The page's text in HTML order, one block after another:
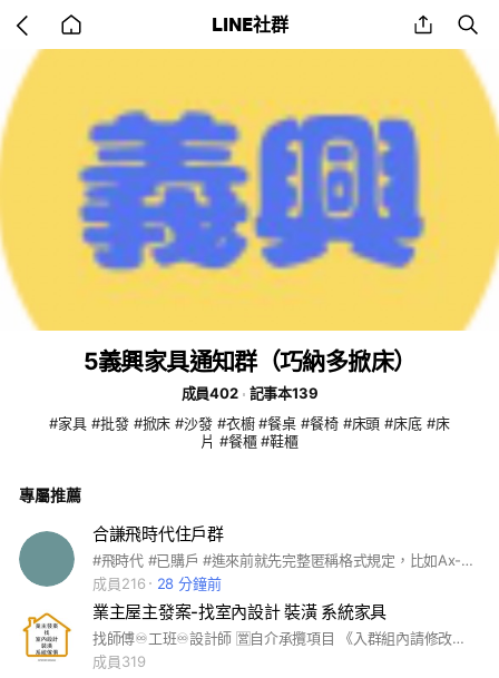
back
to
LINE社群 share
5義興家具通知群（巧納多掀床）
成員402
記事本139
#家具 #批發 #掀床 #沙發 #衣櫥 #餐桌 #餐椅 #床頭 #床底 #床
片 #餐櫃 #鞋櫃
專屬推薦
合謙飛時代住戶群
#飛時代 #已購戶 #進來前就先完整匿稱格式規定，比如Ax-xF 或Bx-xF，申請時請填上您的住戶所有權人名稱以及戶別方便查詢，確認是住戶本人或家人。
成員216
28 分鐘前
業主屋主發案-找室內設計 裝潢 系統家具
找師傅♾️工班♾️設計師 🈺自介承攬項目 《入群組內請修改抬頭名稱》 1⃣屋主或廠商 2⃣工項 3⃣地區 日漸增加人數📈利於分辨 #裝潢 #系統櫃 #木工#油漆#泥作#水電#弱電#冷氣#拆除#清運#智能環控#玻璃#衛浴#安裝技師
成員319